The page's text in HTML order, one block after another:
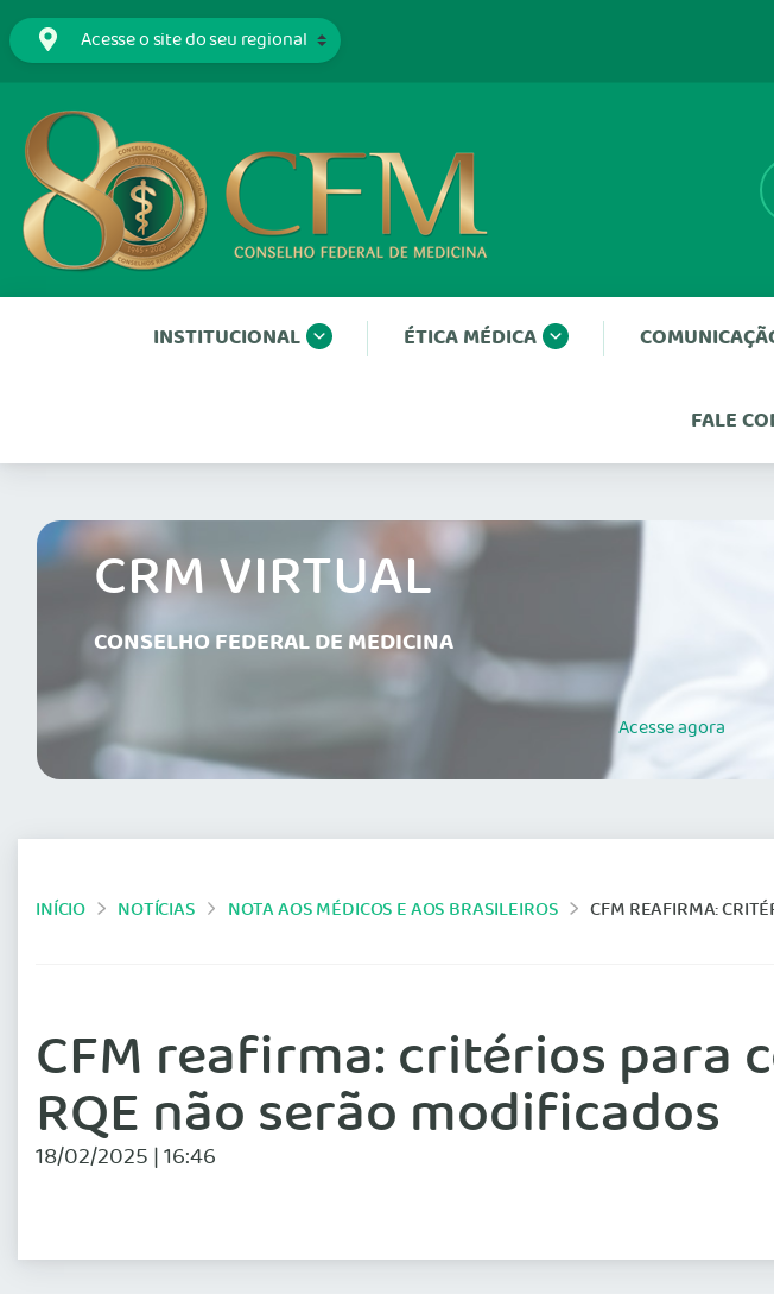
INSTITUCIONAL ÉTICA MÉDICA
FALE
CRM VIRTUAL
CONSELHO FEDERAL DE MEDICINA
Acesseagora
INÍCIO NOTÍCIAS NOTA AOS MÉDICOS E AOS BRASILEIROS CFM REAFIRMA:
CFM reafirma: critérios para
RQE não serão modificados
18/02/2025 | 16:46